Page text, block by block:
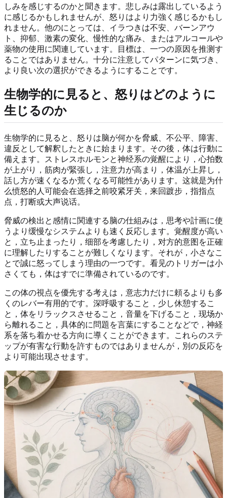
しみを感じするのかと聞きます。悲しみは露出しているよう
に感じるかもしれませんが、怒りはより力強く感じるかもし
れません。他のにとっては、イラつきは不安、バーンアウ
ト、抑郁、激素の変化、慢性的な痛み、またはアルコールや
薬物の使用に関連しています。目標は、一つの原因を推测す
ることではありません。十分に注意してパターンに気づき、
より良い次の選択ができるようにすることです。
生物学的に見ると、怒りはどのように
生じるのか
生物学的に見ると、怒りは脑が何かを脅威、不公平、障害、
違反として解釈したときに始まります。その後，体は行動に
備えます。ストレスホルモンと神经系の覚醒により，心拍数
が上がり，筋肉が緊張し，注意力が高まり，体温が上昇し，
話し方が速くなるか荒くなる可能性があります。这就是为什
么愤怒的人可能会在选择之前咬紧牙关，来回踱步，指指点
点，打断或大声说话。
脅威の検出と感情に関連する脑の仕組みは，思考や計画に使
うより缓慢なシステムよりも速く反応します。覚醒度が高い
と，立ち止まったり，细部を考慮したり，对方的意图を正確
に理解したりすることが難しくなります。それが，小さなこ
とで誠に怒ってしまう理由の一つです。看见のトリガーは小
さくても，体はすでに準備されているのです。
この体の視点を優先する考えは，意志力だけに頼るよりも多
くのレバー有用的です。深呼吸すること，少し休憩するこ
と，体をリラックスさせること，音量を下げること，现场か
ら離れること，具体的に問題を言葉にすることなどで，神経
系を落ち着かせる方向に導くことができます。これらのステ
ップが有害な行動を許すものではありませんが，別の反応を
より可能出现させます。